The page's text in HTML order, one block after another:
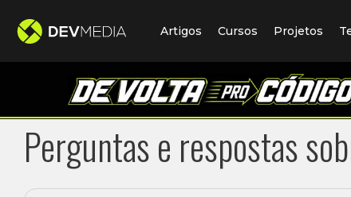
Artigos Cursos Projetos
Perguntas e respostas